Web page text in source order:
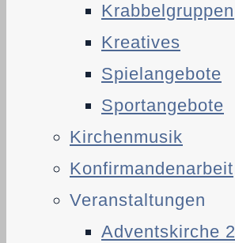
Krabbelgruppen
Kreatives
Spielangebote
Sportangebote
Kirchenmusik
Konfirmandenarbeit
Veranstaltungen
Adventskirche